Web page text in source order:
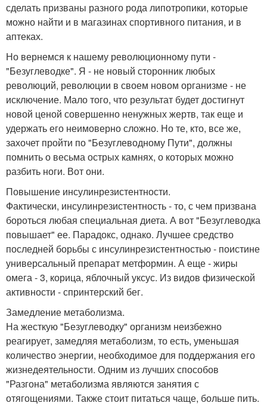
сделать призваны разного рода липотропики, которые
можно найти и в магазинах спортивного питания, и в
аптеках.
Но вернемся к нашему революционному пути -
"Безуглеводке". Я - не новый сторонник любых
революций, революции в своем новом организме - не
исключение. Мало того, что результат будет достигнут
новой ценой совершенно ненужных жертв, так еще и
удержать его неимоверно сложно. Но те, кто, все же,
захочет пройти по "Безуглеводному Пути", должны
помнить о весьма острых камнях, о которых можно
разбить ноги. Вот они.
Повышение инсулинрезистентности.
Фактически, инсулинрезистентность - то, с чем призвана
бороться любая специальная диета. А вот "Безуглеводка
повышает" ее. Парадокс, однако. Лучшее средство
последней борьбы с инсулинрезистентностью - поистине
универсальный препарат метформин. А еще - жиры
омега - 3, корица, яблочный уксус. Из видов физической
активности - спринтерский бег.
Замедление метаболизма.
На жесткую "Безуглеводку" организм неизбежно
реагирует, замедляя метаболизм, то есть, уменьшая
количество энергии, необходимое для поддержания его
жизнедеятельности. Одним из лучших способов
"Разгона" метаболизма являются занятия с
отягощениями. Также стоит питаться чаще, больше пить.